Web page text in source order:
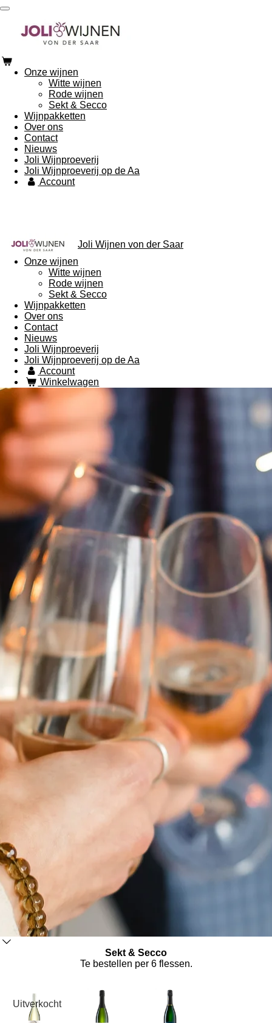
Ga
naar
Onze wijnen
Witte wijnen
Rode wijnen
Sekt & Secco
Wijnpakketten
Over ons
Contact
Nieuws
Joli Wijnproeverij
Joli Wijnproeverij op de Aa
Account
Joli Wijnen von der Saar
Onze wijnen
Witte wijnen
Rode wijnen
Sekt & Secco
Wijnpakketten
Over ons
Contact
Nieuws
Joli Wijnproeverij
Joli Wijnproeverij op de Aa
Account
Winkelwagen
Sekt & Secco
Te bestellen per 6 flessen.
Uitverkocht